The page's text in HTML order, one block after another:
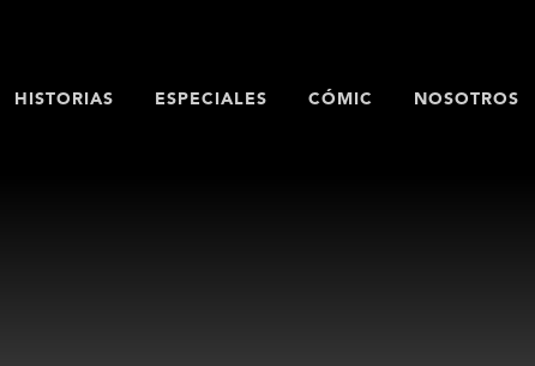
HISTORIAS ESPECIALES CÓMIC NOSOTROS